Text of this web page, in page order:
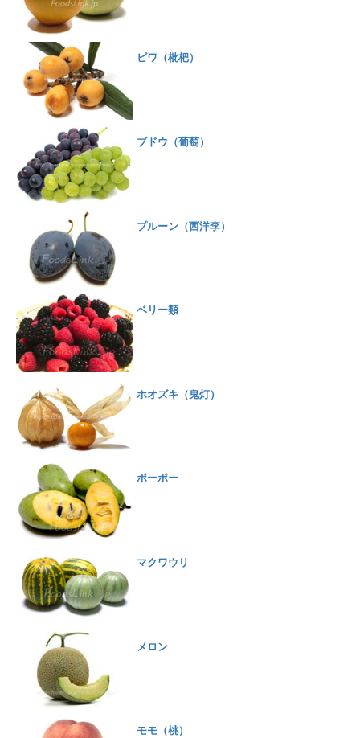
ビワ（枇杷）
ブドウ（葡萄）
プルーン（西洋李）
ベリー類
ホオズキ（鬼灯）
ポーポー
マクワウリ
メロン
モモ（桃）